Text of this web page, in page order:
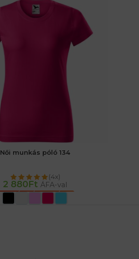
Női munkás póló 134
(4x)
2 880Ft ÁFA-val
OPCIÓK VÁLASZTÁSA